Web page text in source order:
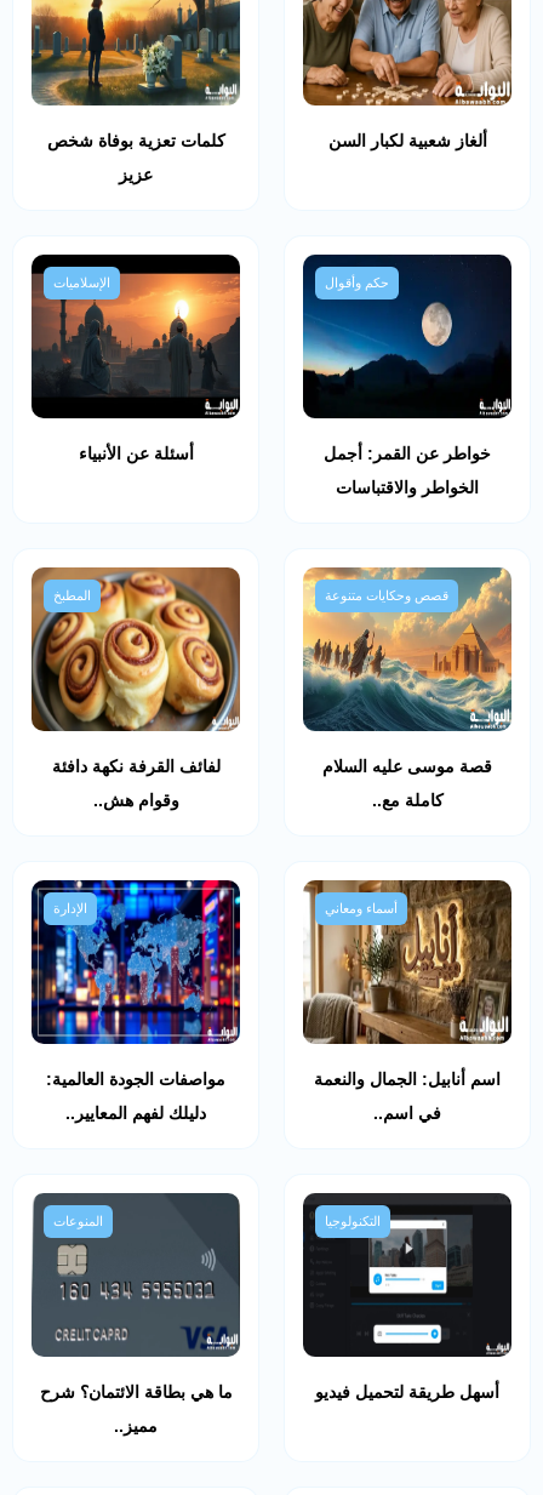
ألغاز شعبية لكبار السن
كلمات تعزية بوفاة شخص
عزيز
حكم وأقوال
خواطر عن القمر: أجمل
الخواطر والاقتباسات
الإسلاميات
أسئلة عن الأنبياء
قصص وحكايات متنوعة
قصة موسى عليه السلام
كاملة مع..
المطبخ
لفائف القرفة نكهة دافئة
وقوام هش..
أسماء ومعاني
اسم أنابيل: الجمال والنعمة
في اسم..
الإدارة
مواصفات الجودة العالمية:
دليلك لفهم المعايير..
التكنولوجيا
أسهل طريقة لتحميل فيديو
المنوعات
ما هي بطاقة الائتمان؟ شرح
مميز..